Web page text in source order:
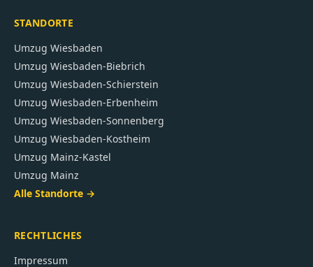
STANDORTE
Umzug Wiesbaden
Umzug Wiesbaden-Biebrich
Umzug Wiesbaden-Schierstein
Umzug Wiesbaden-Erbenheim
Umzug Wiesbaden-Sonnenberg
Umzug Wiesbaden-Kostheim
Umzug Mainz-Kastel
Umzug Mainz
Alle Standorte →
RECHTLICHES
Impressum